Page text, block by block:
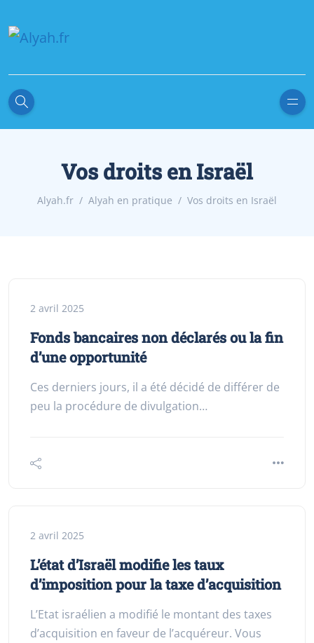
Vos droits en Israël
Alyah.fr Alyah en pratique Vos droits en Israël
2 avril 2025
Fonds bancaires non déclarés ou la fin
d’une opportunité
Ces derniers jours, il a été décidé de différer de
peu la procédure de divulgation…
2 avril 2025
L’état d’Israël modifie les taux
d’imposition pour la taxe d’acquisition
L’Etat israélien a modifié le montant des taxes
d’acquisition en faveur de l’acquéreur. Vous